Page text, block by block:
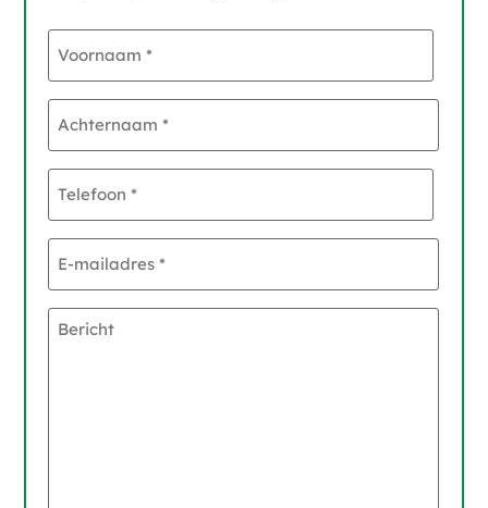
Voornaam
Achternaam
Telefoon
E-
mailadres
Bericht